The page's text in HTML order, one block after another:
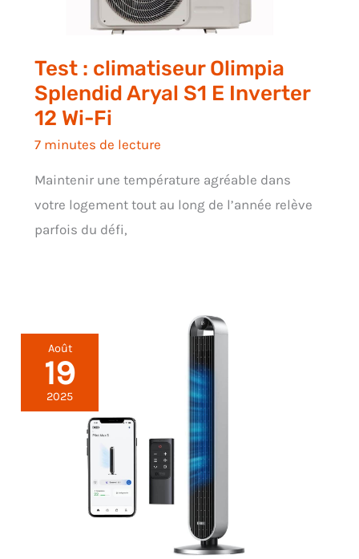
Test : climatiseur Olimpia
Splendid Aryal S1 E Inverter
12 Wi-Fi
7 minutes de lecture
Maintenir une température agréable dans
votre logement tout au long de l’année relève
parfois du défi,
Août
19
2025